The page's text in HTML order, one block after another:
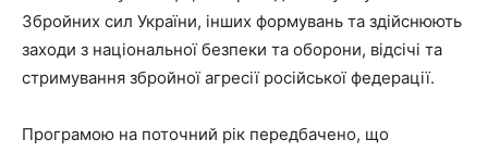
Збройних сил України, інших формувань та здійснюють
заходи з національної безпеки та оборони, відсічі та
стримування збройної агресії російської федерації.
Програмою на поточний рік передбачено, що